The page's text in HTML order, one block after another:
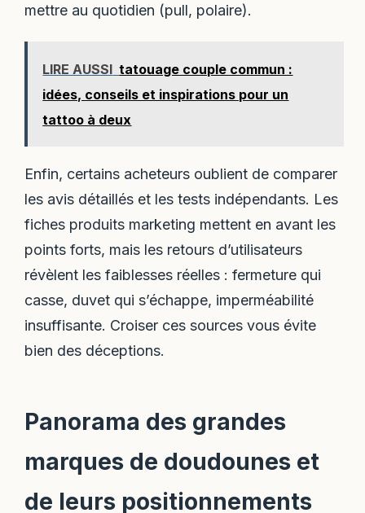
mettre au quotidien (pull, polaire).
LIRE AUSSI tatouage couple commun :
idées, conseils et inspirations pour un
tattoo à deux
Enfin, certains acheteurs oublient de comparer
les avis détaillés et les tests indépendants. Les
fiches produits marketing mettent en avant les
points forts, mais les retours d’utilisateurs
révèlent les faiblesses réelles : fermeture qui
casse, duvet qui s’échappe, imperméabilité
insuffisante. Croiser ces sources vous évite
bien des déceptions.
Panorama des grandes
marques de doudounes et
de leurs positionnements